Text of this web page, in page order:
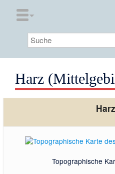
Harz
Harz
Topographische